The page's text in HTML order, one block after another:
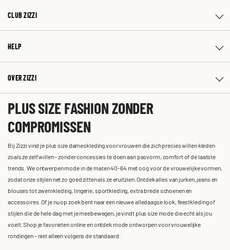
CLUB ZIZZI
HELP
OVER ZIZZI
PLUS SIZE FASHION ZONDER
COMPROMISSEN
Bij Zizzi vind je plus size dameskleding voor vrouwen die zich precies willen kleden
zoals ze zelf willen – zonder concessies te doen aan pasvorm, comfort of de laatste
trends. We ontwerpen mode in de maten 40-64 met oog voor de vrouwelijke vormen,
zodat onze stijlen net zo goed zitten als ze eruitzien. Ontdek alles van jurken, jeans en
blouses tot zwemkleding, lingerie, sportkleding, extra brede schoenen en
accessoires. Of je nu op zoek bent naar een nieuwe alledaagse look, feestkleding of
stijlen die de hele dag met je meebewegen, je vindt plus size mode die echt als jou
voelt. Shop je favorieten online en ontdek mode ontworpen voor vrouwelijke
rondingen – niet alleen volgens de standaard.